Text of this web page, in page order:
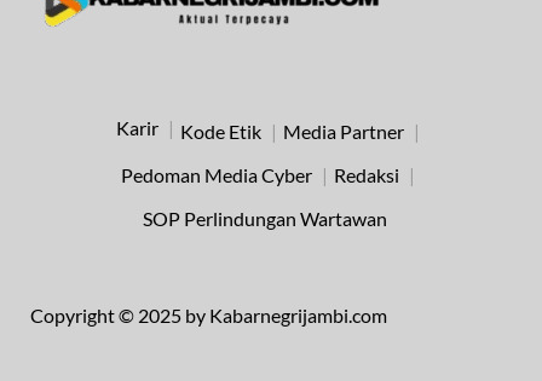
Karir Kode Etik
Media Partner
Pedoman Media Cyber
Redaksi
SOP Perlindungan Wartawan
Copyright © 2025 by Kabarnegrijambi.com